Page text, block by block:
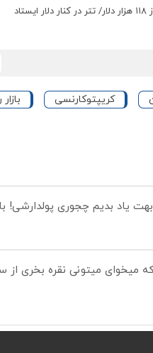
کریپتوکارنسی
بهت یاد بدیم چجوری پولدارشی!
که میخوای میتونی نقره بخری